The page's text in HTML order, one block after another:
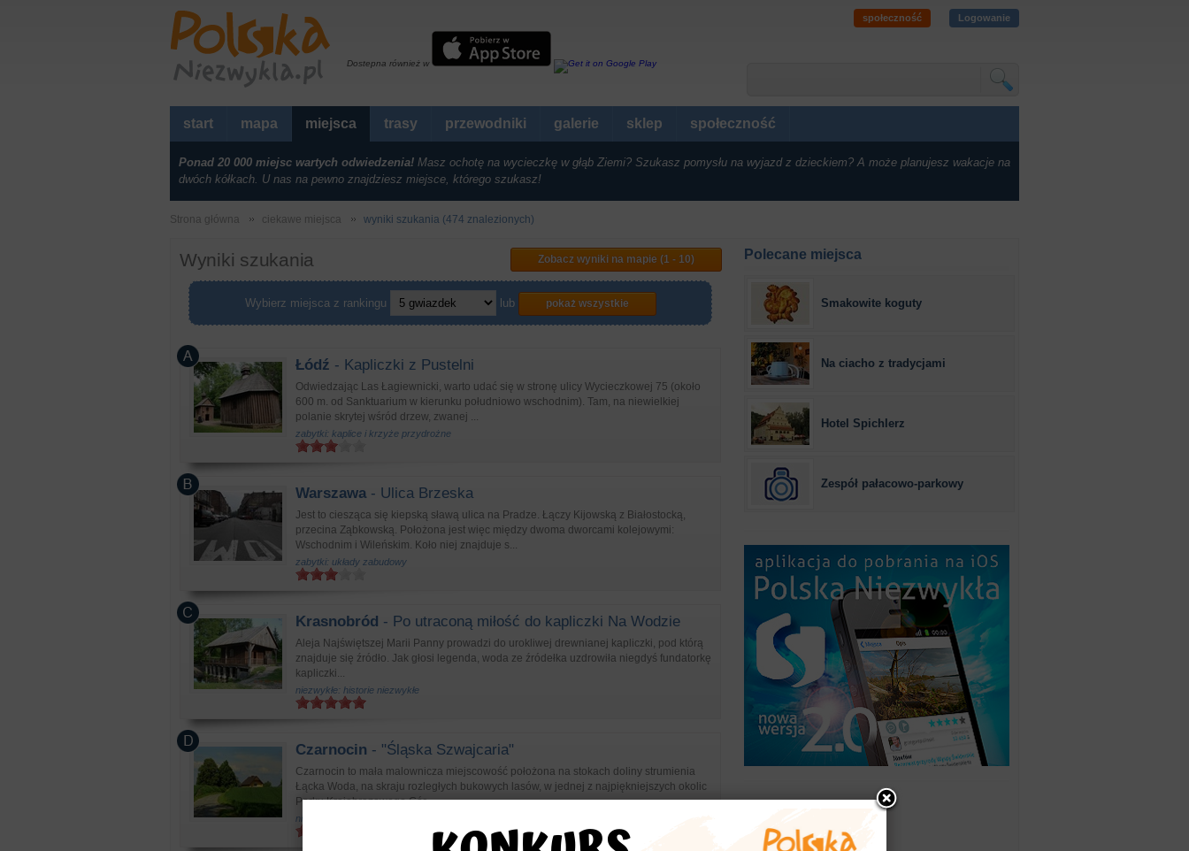
Dostepna również w
społeczność Logowanie
start mapa miejsca trasy przewodniki galerie sklep społeczność
Ponad 20 000 miejsc wartych odwiedzenia! Masz ochotę na wycieczkę w głąb Ziemi? Szukasz pomysłu na wyjazd z dzieckiem? A może planujesz wakacje na
dwóch kółkach. U nas na pewno znajdziesz miejsce, którego szukasz!
Strona główna ciekawe miejsca wyniki szukania (474 znalezionych)
Wyniki szukania Zobacz wyniki na mapie (1 - 10)
Wybierz miejsca z rankingu lub pokaż wszystkie
Łódź - Kapliczki z Pustelni
Odwiedzając Las Łagiewnicki, warto udać się w stronę ulicy Wycieczkowej 75 (około
600 m. od Sanktuarium w kierunku południowo wschodnim). Tam, na niewielkiej
polanie skrytej wśród drzew, zwanej ...
zabytki: kaplice i krzyże przydrożne
Warszawa- Ulica Brzeska
Jest to ciesząca się kiepską sławą ulica na Pradze. Łączy Kijowską z Białostocką,
przecina Ząbkowską. Położona jest więc między dwoma dworcami kolejowymi:
Wschodnim i Wileńskim. Koło niej znajduje s...
zabytki: układy zabudowy
Krasnobród - Po utraconą miłość do kapliczki Na Wodzie
Aleja Najświętszej Marii Panny prowadzi do urokliwej drewnianej kapliczki, pod którą
znajduje się źródło. Jak głosi legenda, woda ze źródełka uzdrowiła niegdyś fundatorkę
kapliczki...
niezwykłe: historie niezwykłe
Czarnocin - "Śląska Szwajcaria"
Czarnocin to mała malownicza miejscowość położona na stokach doliny strumienia
Łącka Woda, na skraju rozległych bukowych lasów, w jednej z najpiękniejszych okolic
Parku Krajobrazowego Gór...
niezwykłe: miejsce z „klimatem”
Polecane miejsca
Smakowite koguty
Na ciacho z tradycjami
Hotel Spichlerz
Zespół pałacowo-parkowy